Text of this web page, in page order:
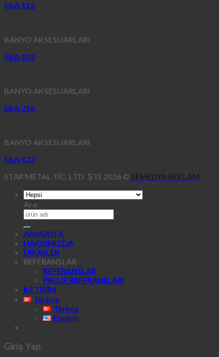
SBA-112
BANYO AKSESUARLARI
SBA-102
BANYO AKSESUARLARI
SBA-216
BANYO AKSESUARLARI
SBA-123
STAR METAL TİC. LTD. ŞTİ. 2026 © SEMEDYA REKLAM
Ara:
ANASAYFA
HAKKIMIZDA
ÜRÜNLER
REFERANSLAR
REFERANSLAR
PROJE REFERANSLARI
İLETİŞİM
Türkçe
Türkçe
English
Giriş Yap